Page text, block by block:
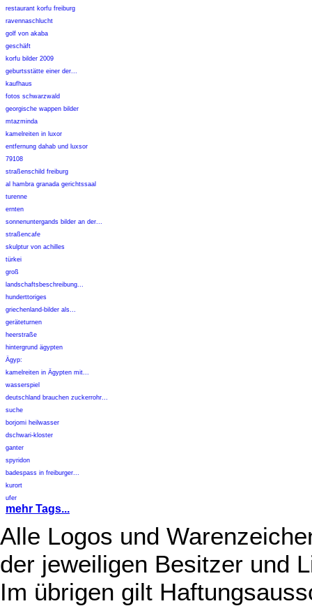
restaurant korfu freiburg
ravennaschlucht
golf von akaba
geschäft
korfu bilder 2009
geburtsstätte einer der...
kaufhaus
fotos schwarzwald
georgische wappen bilder
mtazminda
kamelreiten in luxor
entfernung dahab und luxsor
79108
straßenschild freiburg
al hambra granada gerichtssaal
turenne
ernten
sonnenuntergands bilder an der...
straßencafe
skulptur von achilles
türkei
groß
landschaftsbeschreibung...
hunderttoriges
griechenland-bilder als...
geräteturnen
heerstraße
hintergrund ägypten
Ägyp:
kamelreiten in Ägypten mit...
wasserspiel
deutschland brauchen zuckerrohr...
suche
borjomi heilwasser
dschwari-kloster
ganter
spyridon
badespass in freiburger...
kurort
ufer
mehr Tags...
Alle Logos und
der jeweiligen Besitzer und
Im übrigen gilt